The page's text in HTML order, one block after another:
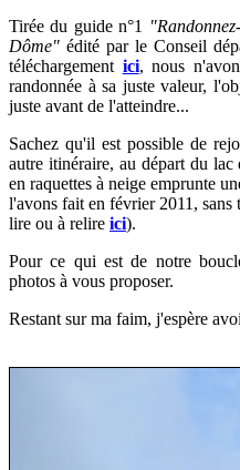
Tirée du guide n°1
"
Dôme" édité par le Conseil
téléchargement ici, nous
randonnée à sa juste valeur,
juste avant de l'atteindre...
Sachez qu'il est possible de
autre itinéraire, au départ du
en raquettes à neige emprunte
l'avons fait en février 2011,
lire ou à relire ici).
Pour ce qui est de notre
photos à vous proposer.
Restant sur ma faim, j'espère